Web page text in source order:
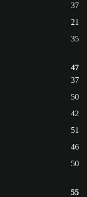
37
21
35
47
37
50
42
51
46
50
55